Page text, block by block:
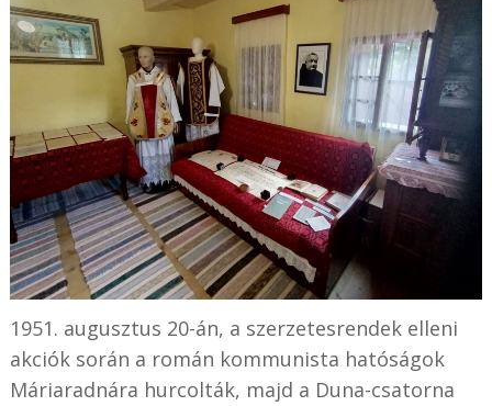
1951. augusztus 20-án, a szerzetesrendek elleni
akciók során a román kommunista hatóságok
Máriaradnára hurcolták, majd a Duna-csatorna